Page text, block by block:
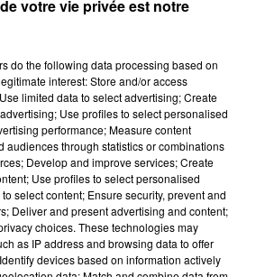
: « SOYEZ
à 14h30 à l'auditorium Samuel
Grégoire de Blois (Loir-et-
! » Les malédictions
votre vie privée est notre
do the following data processing based on
interest: Store and/or access
limited data to select advertising; Create
Use profiles to select personalised
performance; Measure content
audiences through statistics or combinations
Develop and improve services; Create
Use profiles to select personalised
select content; Ensure security, prevent and
Deliver and present advertising and content;
choices. These technologies may
as IP address and browsing data to offer
devices based on information actively